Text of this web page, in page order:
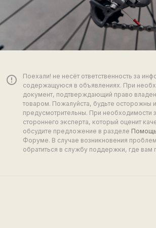
error_outline
Поехали! не несёт ответственность за
содержащуюся в объявлениях. При
документ, подтверждающий право
товаром. Пожалуйста, будьте осторожны и
предусмотрительны. При необходимости
стороннего эксперта, который оценит
обсудите предложение в разделе
Форуме. В случае возникновения
обратиться в службу поддержки, где вам